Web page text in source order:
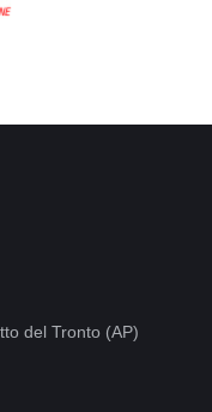
del Tronto (AP)